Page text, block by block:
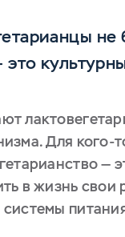
не
это
Для кого-
—
в жизнь